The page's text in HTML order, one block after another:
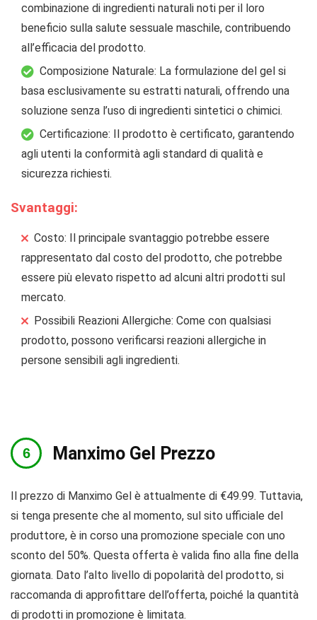
combinazione di ingredienti naturali noti per il loro
beneficio sulla salute sessuale maschile, contribuendo
all’efficacia del prodotto.
Composizione Naturale: La formulazione del gel si
basa esclusivamente su estratti naturali, offrendo una
soluzione senza l’uso di ingredienti sintetici o chimici.
Certificazione: Il prodotto è certificato, garantendo
agli utenti la conformità agli standard di qualità e
sicurezza richiesti.
Svantaggi:
Costo: Il principale svantaggio potrebbe essere
rappresentato dal costo del prodotto, che potrebbe
essere più elevato rispetto ad alcuni altri prodotti sul
mercato.
Possibili Reazioni Allergiche: Come con qualsiasi
prodotto, possono verificarsi reazioni allergiche in
persone sensibili agli ingredienti.
​​Manximo Gel Prezzo
Il prezzo di Manximo Gel è attualmente di €49.99. Tuttavia,
si tenga presente che al momento, sul sito ufficiale del
produttore, è in corso una promozione speciale con uno
sconto del 50%. Questa offerta è valida fino alla fine della
giornata. Dato l’alto livello di popolarità del prodotto, si
raccomanda di approfittare dell’offerta, poiché la quantità
di prodotti in promozione è limitata.